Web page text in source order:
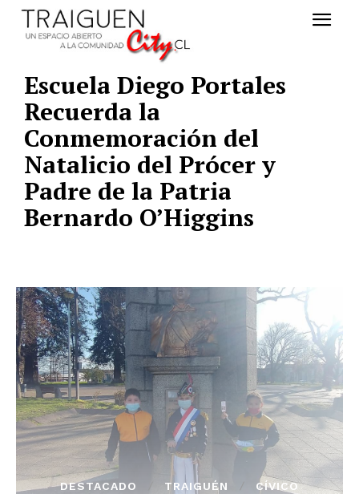
Escuela Diego Portales
Recuerda la
Conmemoración del
Natalicio del Prócer y
Padre de la Patria
Bernardo O’Higgins
DESTACADO TRAIGUÉN CÍVICO